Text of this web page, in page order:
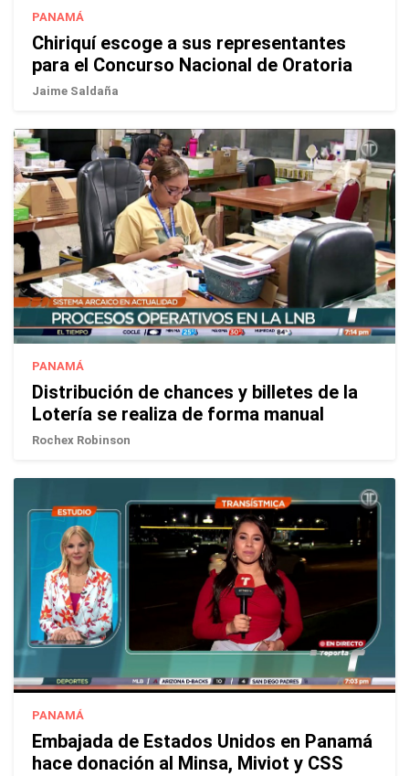
PANAMÁ
Chiriquí escoge a sus representantes
para el Concurso Nacional de Oratoria
Jaime Saldaña
PANAMÁ
Distribución de chances y billetes de la
Lotería se realiza de forma manual
Rochex Robinson
PANAMÁ
Embajada de Estados Unidos en Panamá
hace donación al Minsa, Miviot y CSS